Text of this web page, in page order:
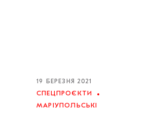
19 БЕРЕЗНЯ 2021
СПЕЦПРОЄКТИ
МАРІУПОЛЬСЬКІ